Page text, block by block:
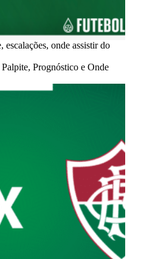
onde assistir do
Prognóstico e Onde